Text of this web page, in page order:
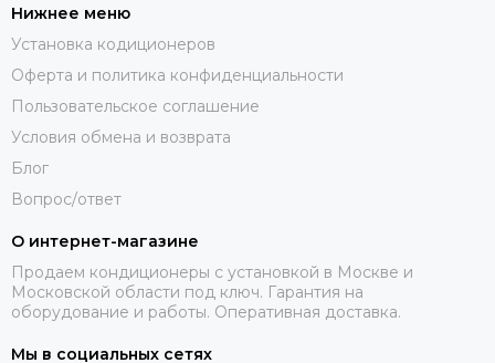
Нижнее меню
Установка кодиционеров
Оферта и политика конфиденциальности
Пользовательское соглашение
Условия обмена и возврата
Блог
Вопрос/ответ
О интернет-магазине
Продаем кондиционеры с установкой в Москве и
Московской области под ключ. Гарантия на
оборудование и работы. Оперативная доставка.
Мы в социальных сетях